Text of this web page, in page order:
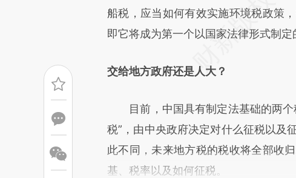
船税，应当如何有效实施环境税政策
即它将成为第一个以国家法律形式制定
交给地方政府还是人大？
目前，中国具有制定法基础的两个
税”，由中央政府决定对什么征税以及
此不同，未来地方税的税收将全部收
基、税率以及如何征税。